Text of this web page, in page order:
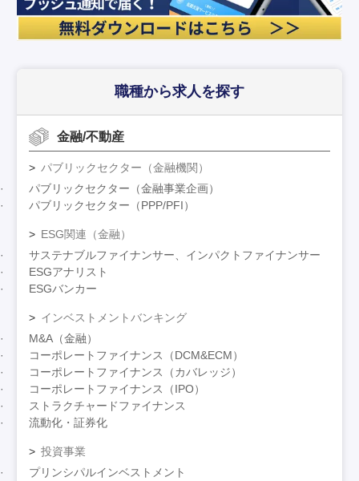
職種から求人を探す
金融/不動産
パブリックセクター（金融機関）
パブリックセクター（金融事業企画）
パブリックセクター（PPP/PFI）
ESG関連（金融）
サステナブルファイナンサー、インパクトファイナンサー
ESGアナリスト
ESGバンカー
インベストメントバンキング
M&A（金融）
コーポレートファイナンス（DCM&ECM）
コーポレートファイナンス（カバレッジ）
コーポレートファイナンス（IPO）
ストラクチャードファイナンス
流動化・証券化
投資事業
プリンシパルインベストメント